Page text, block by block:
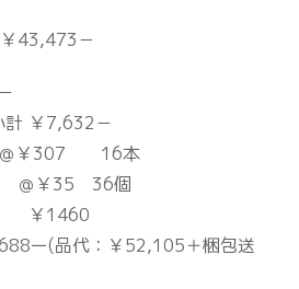
43,473－
計 ￥7,632－
＠￥307 16本
＠￥35 36個
￥1460
ー(品代：￥52,105＋梱包送